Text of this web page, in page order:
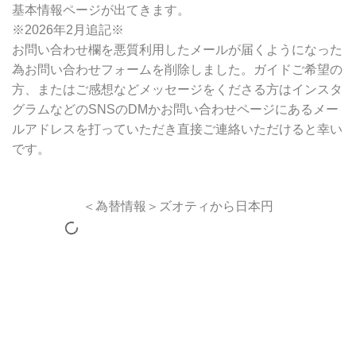
基本情報ページが出てきます。
※2026年2月追記※
お問い合わせ欄を悪質利用したメールが届くようになった
為お問い合わせフォームを削除しました。ガイドご希望の
方、またはご感想などメッセージをくださる方はインスタ
グラムなどのSNSのDMかお問い合わせページにあるメー
ルアドレスを打っていただき直接ご連絡いただけると幸い
です。
＜為替情報＞ズオティから日本円